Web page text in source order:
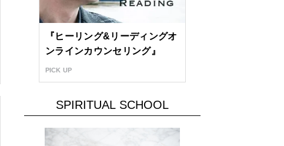
『ヒーリング&リーディングオ
ンラインカウンセリング』
PICK UP
SPIRITUAL SCHOOL